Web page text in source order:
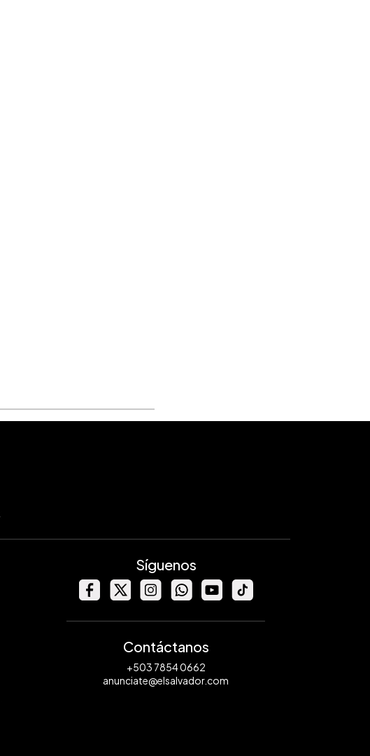
Síguenos
Contáctanos
+503 7854 0662
anunciate@elsalvador.com